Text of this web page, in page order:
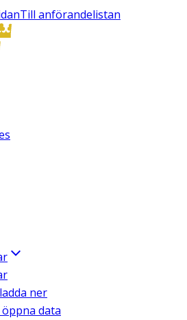
Till anförandelistan
ner
data